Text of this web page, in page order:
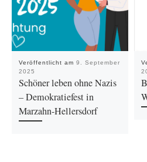
Veröffentlicht am 9. September
2025
Schöner leben ohne Nazis
– Demokratiefest in
Marzahn-Hellersdorf